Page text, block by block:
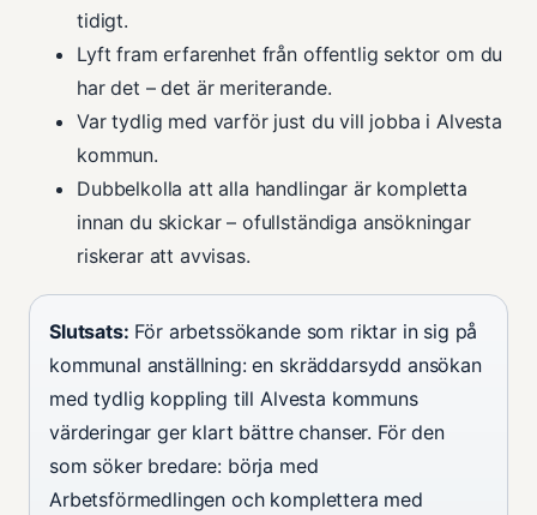
tidigt.
Lyft fram erfarenhet från offentlig sektor om du
har det – det är meriterande.
Var tydlig med varför just du vill jobba i Alvesta
kommun.
Dubbelkolla att alla handlingar är kompletta
innan du skickar – ofullständiga ansökningar
riskerar att avvisas.
Slutsats: För arbetssökande som riktar in sig på
kommunal anställning: en skräddarsydd ansökan
med tydlig koppling till Alvesta kommuns
värderingar ger klart bättre chanser. För den
som söker bredare: börja med
Arbetsförmedlingen och komplettera med